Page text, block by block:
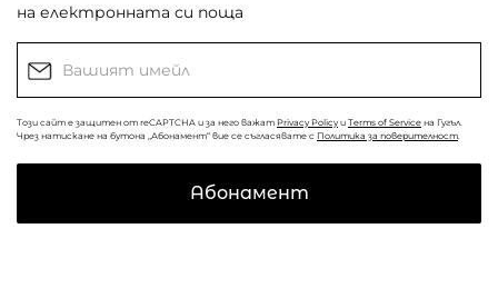
на електронната си поща
Този сайт е защитен от reCAPTCHA и за него важат Privacy Policy и Terms of Service на Гугъл.
Чрез натискане на бутона „Абонамент“ вие се съгласявате с Политика за поверителност
Абонамент